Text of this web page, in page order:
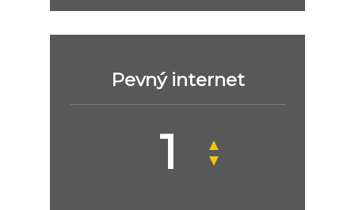
Pevný internet
▲
▼